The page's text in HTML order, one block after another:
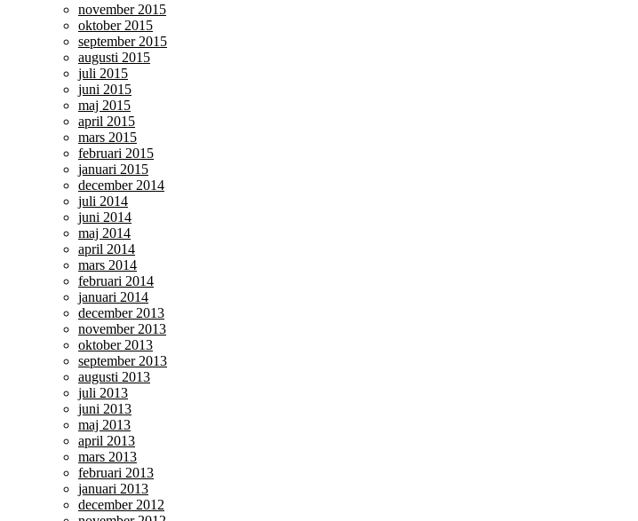
november 2015
oktober 2015
september 2015
augusti 2015
juli 2015
juni 2015
maj 2015
april 2015
mars 2015
februari 2015
januari 2015
december 2014
juli 2014
juni 2014
maj 2014
april 2014
mars 2014
februari 2014
januari 2014
december 2013
november 2013
oktober 2013
september 2013
augusti 2013
juli 2013
juni 2013
maj 2013
april 2013
mars 2013
februari 2013
januari 2013
december 2012